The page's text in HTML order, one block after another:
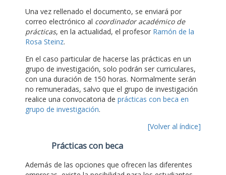
Una vez rellenado el documento, se enviará por
correo electrónico al coordinador académico de
prácticas, en la actualidad, el profesor Ramón de la
Rosa Steinz.
En el caso particular de hacerse las prácticas en un
grupo de investigación, solo podrán ser curriculares,
con una duración de 150 horas. Normalmente serán
no remuneradas, salvo que el grupo de investigación
realice una convocatoria de prácticas con beca en
grupo de investigación.
[Volver al índice]
Prácticas con beca
Además de las opciones que ofrecen las diferentes